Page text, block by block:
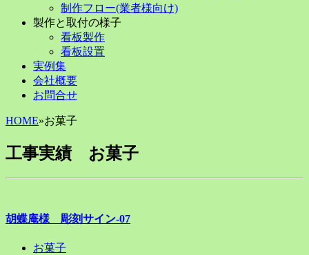
制作フロー(業者様向け)
製作と取付の様子
看板製作
看板設置
実例集
会社概要
お問合せ
HOME»お菓子
工事実績 お菓子
胡蝶庵様 彫刻サイン-07
お菓子